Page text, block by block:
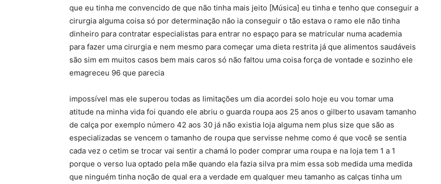
que eu tinha me convencido de que não tinha mais jeito [Música] eu tinha e tenho que conseguir a
cirurgia alguma coisa só por determinação não ia conseguir o tão estava o ramo ele não tinha
dinheiro para contratar especialistas para entrar no espaço para se matricular numa academia
para fazer uma cirurgia e nem mesmo para começar uma dieta restrita já que alimentos saudáveis
são sim em muitos casos bem mais caros só não faltou uma coisa força de vontade e sozinho ele
emagreceu 96 que parecia
impossível mas ele superou todas as limitações um dia acordei solo hoje eu vou tomar uma
atitude na minha vida foi quando ele abriu o guarda roupa aos 25 anos o gilberto usavam tamanho
de calça por exemplo número 42 aos 30 já não existia loja alguma nem plus size que são as
especializadas se vencem o tamanho de roupa que servisse nehme como é que você se sentia
cada vez o cetim se trocar vai sentir a chamá lo poder comprar uma roupa e na loja tem 1 a 1
porque o verso lua optado pela mãe quando ela fazia silva pra mim essa sob medida uma medida
que ninguém tinha noção de qual era a verdade em qualquer meu tamanho as calças tinha um